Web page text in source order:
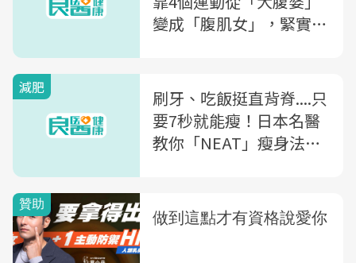
變成「腹肌女」，緊實線
減肥
刷牙、吃飯挺直背脊....只
要7秒就能瘦！日本名醫
教你「NEAT」瘦身法：